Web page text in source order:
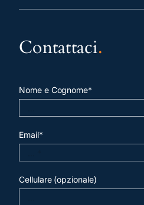
Contattaci.
Nome e Cognome*
Email*
Cellulare (opzionale)